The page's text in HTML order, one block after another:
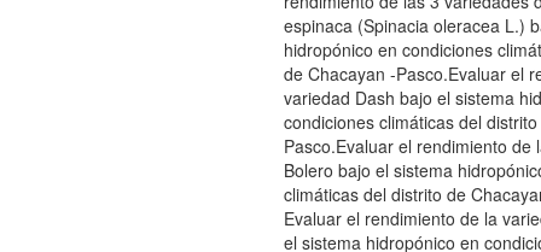
espinaca (Spinacia oleracea L.)
hidropónico en condiciones
de Chacayan -Pasco.Evaluar el
variedad Dash bajo el sistema
condiciones climáticas del
Pasco.Evaluar el rendimiento de
Bolero bajo el sistema
climáticas del distrito de
Evaluar el rendimiento de la
el sistema hidropónico en